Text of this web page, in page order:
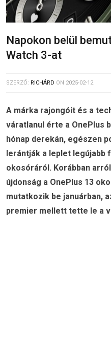
Napokon belül
Watch 3-at
SZERZŐ: RICHÁRD ON 2025-02-12
A márka rajongóit és a
váratlanul érte a OnePlus
hónap derekán, egészen
lerántják a leplet legújabb
okosóráról. Korábban
újdonság a OnePlus 13
mutatkozik be januárban,
premier mellett tette le a